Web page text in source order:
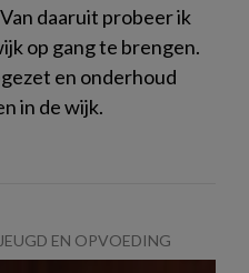
daaruit probeer ik
op gang te brengen.
en onderhoud
in de wijk.
JEUGD EN OPVOEDING